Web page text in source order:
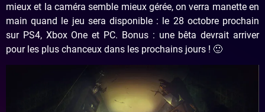
mieux et la caméra semble mieux gérée, on verra manette en
main quand le jeu sera disponible : le 28 octobre prochain
sur PS4, Xbox One et PC. Bonus : une bêta devrait arriver
pour les plus chanceux dans les prochains jours ! 🙂